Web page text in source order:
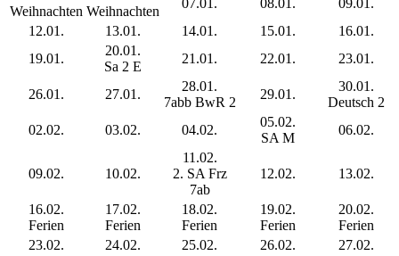
Weihnachten Weihnachten
07.01. 08.01.
09.01.
12.01.
13.01. 14.01. 15.01.
16.01.
19.01.
20.01.
Sa 2 E
21.01. 22.01. 23.01.
26.01. 27.01.
28.01.
7abb BwR 2
29.01.
30.01.
Deutsch 2
02.02.
03.02. 04.02.
05.02.
SA M
06.02.
09.02. 10.02.
11.02.
2. SA Frz
7ab
12.02. 13.02.
16.02.
Ferien
17.02.
Ferien
18.02.
Ferien
19.02.
Ferien
20.02.
Ferien
23.02.
24.02. 25.02. 26.02.
27.02.